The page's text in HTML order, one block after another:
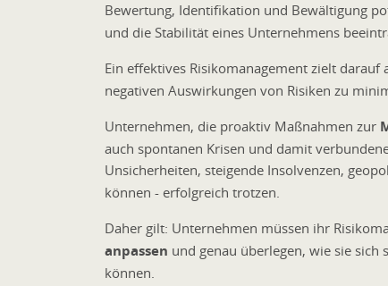
Bewertung, Identifikation und Bewältigung
und die Stabilität eines Unternehmens
Ein effektives Risikomanagement zielt darauf
negativen Auswirkungen von Risiken zu
Unternehmen, die proaktiv Maßnahmen zur
auch spontanen Krisen und damit
Unsicherheiten, steigende Insolvenzen,
können - erfolgreich trotzen.
Daher gilt: Unternehmen müssen ihr
anpassen und genau überlegen, wie sie
können.